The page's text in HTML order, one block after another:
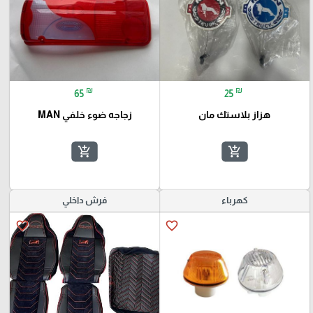
25 ₪
هزاز بلاستك مان
add_shopping_cart
65 ₪
زجاجه ضوء خلفي MAN
add_shopping_cart
كهرباء
favorite_border
فرش داخلي
favorite_border